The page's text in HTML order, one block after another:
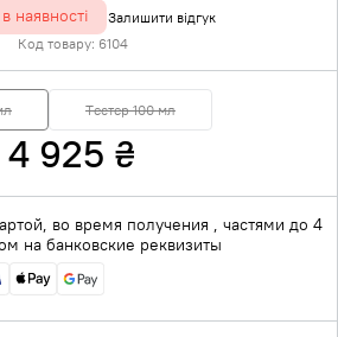
наявності
Залишити відгук
Код товару: 6104
Тестер 100 мл
4 925 ₴
во время получения , частями до 4
на банковские реквизиты